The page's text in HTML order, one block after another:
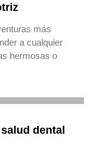
más
a cualquier
hermosas o
dental